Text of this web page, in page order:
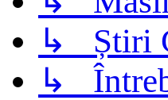
↳ Știri
↳